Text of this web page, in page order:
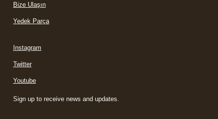
Bize Ulaşın
Yedek Parça
Instagram
Twitter
Youtube
Sign up to receive news and updates.